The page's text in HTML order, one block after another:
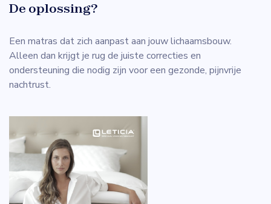
De oplossing?
Een matras dat zich aanpast aan jouw lichaamsbouw.
Alleen dan krijgt je rug de juiste correcties en
ondersteuning die nodig zijn voor een gezonde, pijnvrije
nachtrust.